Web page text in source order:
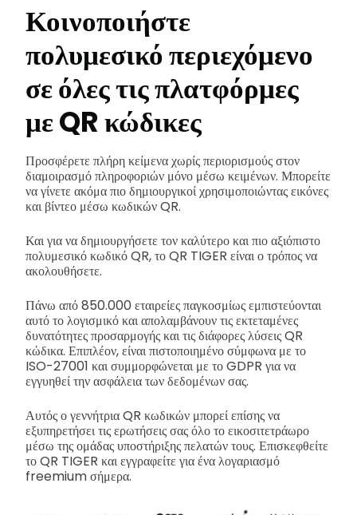
Κοινοποιήστε
πολυμεσικό περιεχόμενο
σε όλες τις πλατφόρμες
με QR κώδικες
Προσφέρετε πλήρη κείμενα χωρίς περιορισμούς στον
διαμοιρασμό πληροφοριών μόνο μέσω κειμένων. Μπορείτε
να γίνετε ακόμα πιο δημιουργικοί χρησιμοποιώντας εικόνες
και βίντεο μέσω κωδικών QR.
Και για να δημιουργήσετε τον καλύτερο και πιο αξιόπιστο
πολυμεσικό κωδικό QR, το QR TIGER είναι ο τρόπος να
ακολουθήσετε.
Πάνω από 850.000 εταιρείες παγκοσμίως εμπιστεύονται
αυτό το λογισμικό και απολαμβάνουν τις εκτεταμένες
δυνατότητες προσαρμογής και τις διάφορες λύσεις QR
κώδικα. Επιπλέον, είναι πιστοποιημένο σύμφωνα με το
ISO-27001 και συμμορφώνεται με το GDPR για να
εγγυηθεί την ασφάλεια των δεδομένων σας.
Αυτός ο γεννήτρια QR κωδικών μπορεί επίσης να
εξυπηρετήσει τις ερωτήσεις σας όλο το εικοσιτετράωρο
μέσω της ομάδας υποστήριξης πελατών τους. Επισκεφθείτε
το QR TIGER και εγγραφείτε για ένα λογαριασμό
freemium σήμερα.